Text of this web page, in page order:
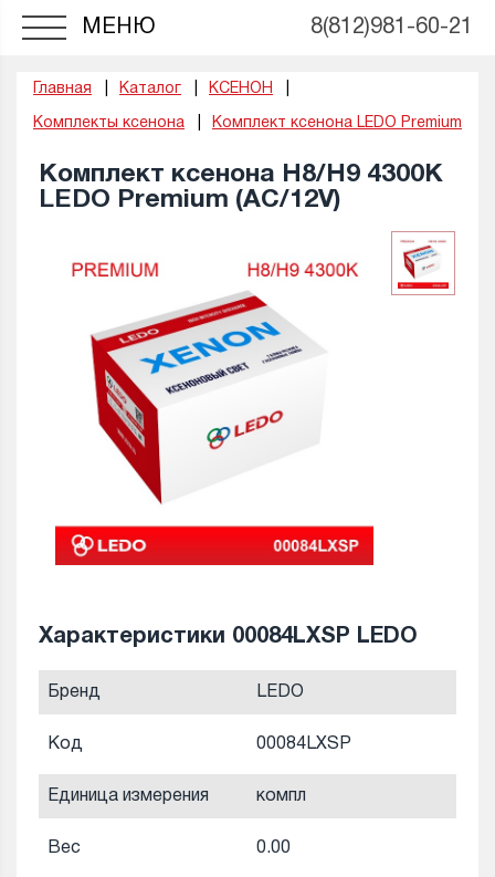
МЕНЮ 8(812)981-60-21
Главная Каталог КСЕНОН
Комплекты ксенона Комплект ксенона LEDO Premium
Комплект ксенона H8/H9 4300K
LEDO Premium (AC/12V)
Характеристики 00084LXSP LEDO
Бренд LEDO
Код 00084LXSP
Единица измерения компл
Вес 0.00